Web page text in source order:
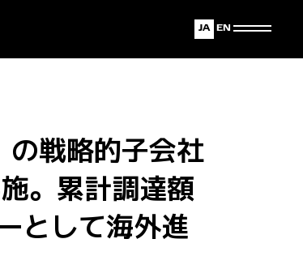
English
Japanese
戦略的子会社
。累計調達額
として海外進